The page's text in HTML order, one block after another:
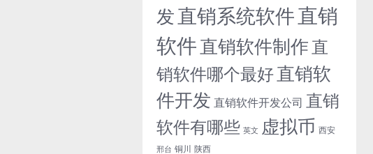
发直销系统软件直销
软件直销软件制作直
销软件哪个最好直销软
件开发 直销软件开发公司 直销
软件有哪些 英文 虚拟币 西安
邢台 铜川 陕西